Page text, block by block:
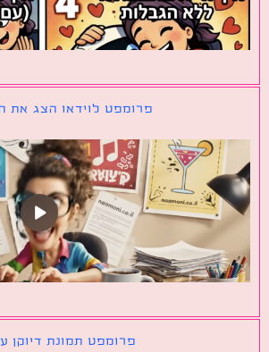
פרומפט לוידאו הצג את
פרומפט תמונת דיוקן עם